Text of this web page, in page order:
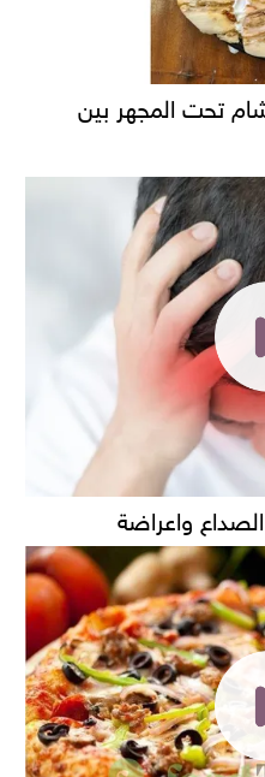
تحت المجهر بين
واعراضة